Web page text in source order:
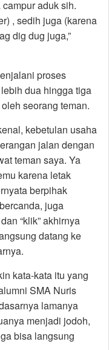
aduk sih.
, sedih juga (karena
dig dug juga,”
proses
dua hingga tiga
seorang teman.
kebetulan usaha
jalan dengan
teman saya. Ya
karena letak
berpihak
juga
“klik” akhirnya
datang ke
kata-kata itu yang
SMA Nuris
lamanya
menjadi jodoh,
bisa langsung